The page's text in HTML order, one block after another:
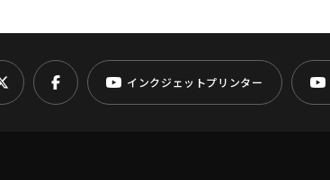
インクジェットプリンター